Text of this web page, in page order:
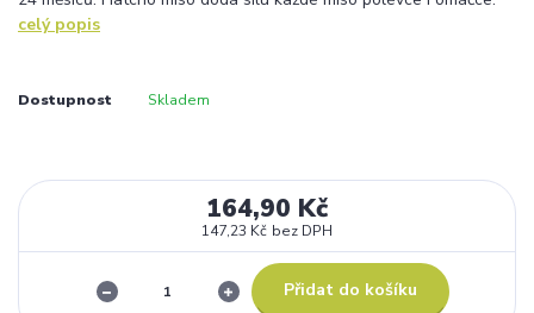
celý popis
Dostupnost Skladem
164,90 Kč
147,23 Kč bez DPH
Přidat do košíku